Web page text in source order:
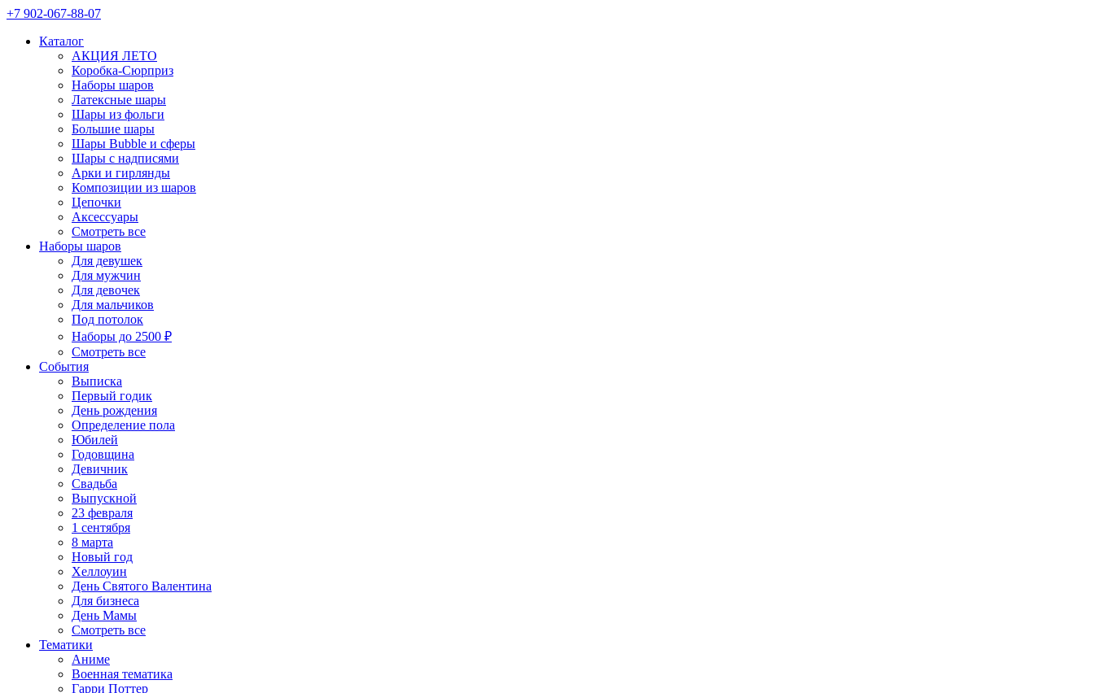
+7 902-067-88-07
Каталог
АКЦИЯ ЛЕТО
Коробка-Сюрприз
Наборы шаров
Латексные шары
Шары из фольги
Большие шары
Шары Bubble и сферы
Шары с надписями
Арки и гирлянды
Композиции из шаров
Цепочки
Аксессуары
Смотреть все
Наборы шаров
Для девушек
Для мужчин
Для девочек
Для мальчиков
Под потолок
Наборы до 2500 ₽
Смотреть все
События
Выписка
Первый годик
День рождения
Определение пола
Юбилей
Годовщина
Девичник
Свадьба
Выпускной
23 февраля
1 сентября
8 марта
Новый год
Хеллоуин
День Святого Валентина
Для бизнеса
День Мамы
Смотреть все
Тематики
Аниме
Военная тематика
Гарри Поттер